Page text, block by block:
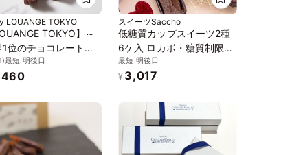
LOUANGE TOKYO
TOKYO】～
位のチョコレートと
フレーバーのマリア
を味わう～ パレッ
お中元2026
最短 明後日
スイーツSaccho
低糖質カップスイーツ2種
6ケ入 ロカボ・糖質制限・
砂糖不使用 ショコラ詰合
せ
最短 明後日
¥ 3,017